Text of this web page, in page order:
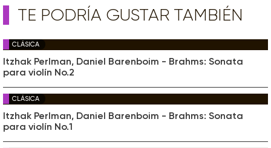
TE PODRÍA GUSTAR TAMBIÉN
CLÁSICA
Itzhak Perlman, Daniel Barenboim - Brahms: Sonata
para violín No.2
CLÁSICA
Itzhak Perlman, Daniel Barenboim - Brahms: Sonata
para violín No.1